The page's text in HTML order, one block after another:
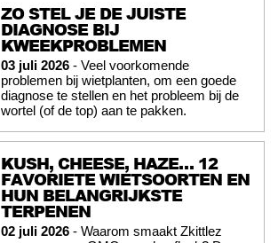
ZO STEL JE DE JUISTE
DIAGNOSE BIJ
KWEEKPROBLEMEN
03 juli 2026 - Veel voorkomende
problemen bij wietplanten, om een goede
diagnose te stellen en het probleem bij de
wortel (of de top) aan te pakken.
KUSH, CHEESE, HAZE… 12
FAVORIETE WIETSOORTEN EN
HUN BELANGRIJKSTE
TERPENEN
02 juli 2026 - Waarom smaakt Zkittlez